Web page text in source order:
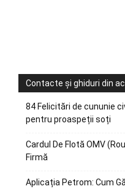
Contacte și ghiduri din
84 Felicitări de cununie
pentru proaspeții soți
Cardul De Flotă OMV
Firmă
Aplicația Petrom: Cum